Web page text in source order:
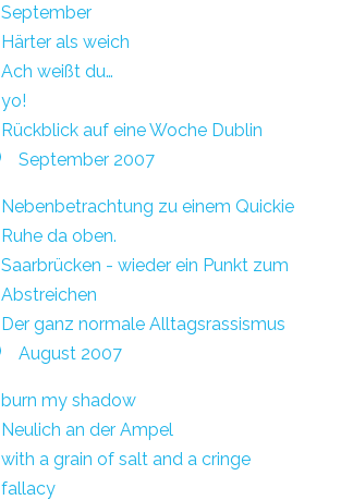
September
Härter als weich
Ach weißt du…
yo!
Rückblick auf eine Woche Dublin
September 2007
Nebenbetrachtung zu einem Quickie
Ruhe da oben.
Saarbrücken - wieder ein Punkt zum
Abstreichen
Der ganz normale Alltagsrassismus
August 2007
burn my shadow
Neulich an der Ampel
with a grain of salt and a cringe
fallacy